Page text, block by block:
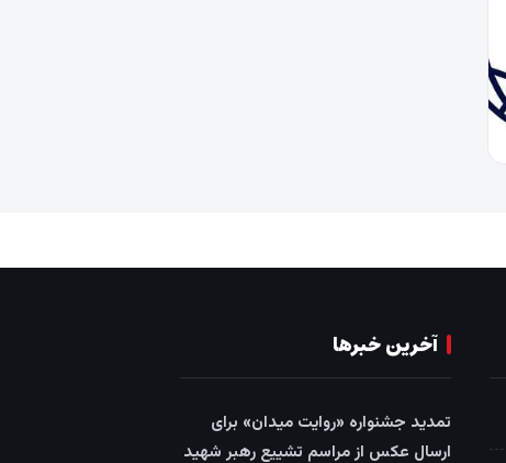
آخرین خبرها
تمدید جشنواره «روایت میدان» برای
ارسال عکس از مراسم تشییع رهبر شهید